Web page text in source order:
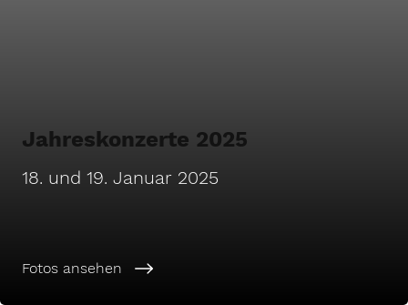
Fotos ansehen
18. und 19. Januar 2025
Jahreskonzerte 2025